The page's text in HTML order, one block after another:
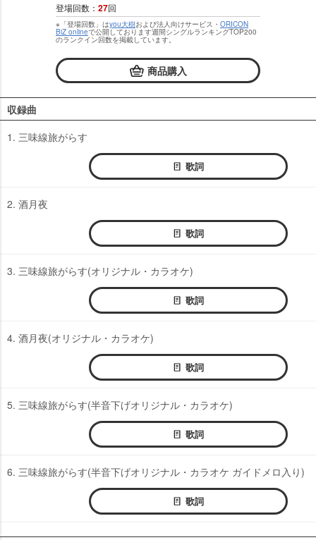
登場回数： 27回
※「登場回数」はyou大樹および法人向けサービス・ ORICON
BiZ onlineで公開しております週間シングルランキングTOP200
のランクイン回数を掲載しています。
商品購入
収録曲
1. 三味線旅がらす
歌詞
2. 酒月夜
歌詞
3. 三味線旅がらす(オリジナル・カラオケ)
歌詞
4. 酒月夜(オリジナル・カラオケ)
歌詞
5. 三味線旅がらす(半音下げオリジナル・カラオケ)
歌詞
6. 三味線旅がらす(半音下げオリジナル・カラオケ ガイドメロ入り)
歌詞